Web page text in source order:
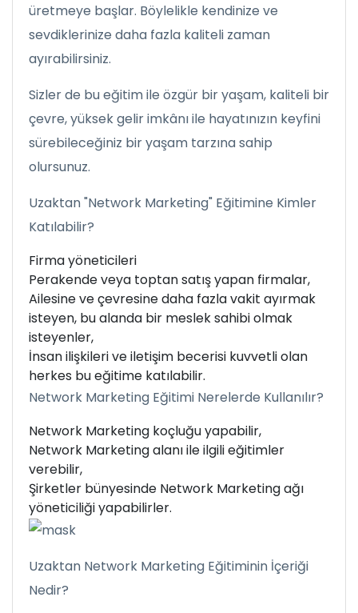
üretmeye başlar. Böylelikle kendinize ve
sevdiklerinize daha fazla kaliteli zaman
ayırabilirsiniz.
Sizler de bu eğitim ile özgür bir yaşam, kaliteli bir
çevre, yüksek gelir imkânı ile hayatınızın keyfini
sürebileceğiniz bir yaşam tarzına sahip
olursunuz.
Uzaktan "Network Marketing" Eğitimine Kimler
Katılabilir?
Firma yöneticileri
Perakende veya toptan satış yapan firmalar,
Ailesine ve çevresine daha fazla vakit ayırmak
isteyen, bu alanda bir meslek sahibi olmak
isteyenler,
İnsan ilişkileri ve iletişim becerisi kuvvetli olan
herkes bu eğitime katılabilir.
Network Marketing Eğitimi Nerelerde Kullanılır?
Network Marketing koçluğu yapabilir,
Network Marketing alanı ile ilgili eğitimler
verebilir,
Şirketler bünyesinde Network Marketing ağı
yöneticiliği yapabilirler.
Uzaktan Network Marketing Eğitiminin İçeriği
Nedir?